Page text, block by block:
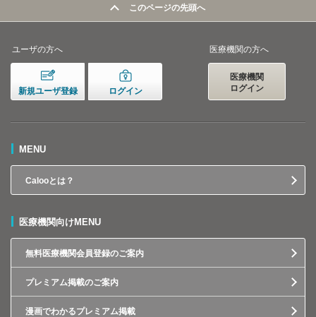
このページの先頭へ
ユーザの方へ
新規ユーザ登録 ログイン
医療機関の方へ
医療機関
ログイン
MENU
Calooとは？
医療機関向けMENU
無料医療機関会員登録のご案内
プレミアム掲載のご案内
漫画でわかるプレミアム掲載